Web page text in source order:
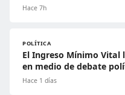
Hace 7h
POLÍTICA
El Ingreso Mínimo Vital
en medio de debate
Hace 1 días